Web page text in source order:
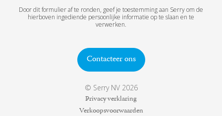
Door dit formulier af te ronden, geef je toestemming aan Serry om de
hierboven ingediende persoonlijke informatie op te slaan en te
verwerken.
Contacteer ons
© Serry NV 2026
Privacy verklaring
Verkoopsvoorwaarden